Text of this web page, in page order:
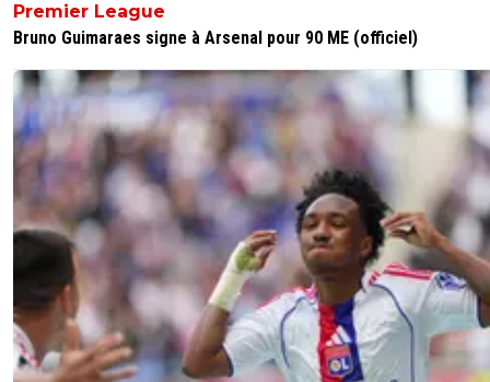
Premier League
Bruno Guimaraes signe à Arsenal pour 90 ME (officiel)